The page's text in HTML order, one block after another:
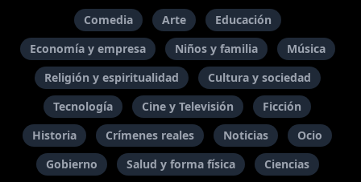
Comedia Arte
Educación
Economía y empresa
Niños y familia
Música
Religión y espiritualidad
Cultura y sociedad
Tecnología
Cine y Televisión
Ficción
Historia
Crímenes reales Noticias
Ocio
Gobierno
Salud y forma física
Ciencias